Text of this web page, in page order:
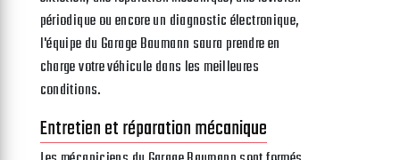
périodique ou encore un diagnostic électronique,
l'équipe du Garage Baumann saura prendre en
charge votre véhicule dans les meilleures
conditions.
Entretien et réparation mécanique